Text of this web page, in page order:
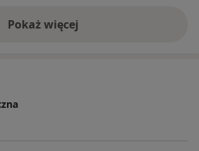
Pokaż więcejo doświadczeniu